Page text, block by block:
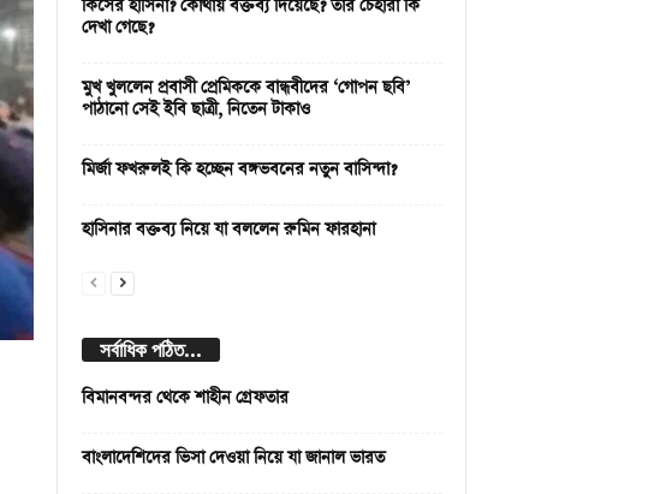
কিসের হাসিনা? কোথায় বক্তব্য দিয়েছে? তার চেহারা কি
দেখা গেছে?
মুখ খুললেন প্রবাসী প্রেমিককে বান্ধবীদের ‘গোপন ছবি’
পাঠানো সেই ইবি ছাত্রী, নিতেন টাকাও
মির্জা ফখরুলই কি হচ্ছেন বঙ্গভবনের নতুন বাসিন্দা?
হাসিনার বক্তব্য নিয়ে যা বললেন রুমিন ফারহানা
সর্বাধিক পঠিত...
বিমানবন্দর থেকে শাহীন গ্রেফতার
বাংলাদেশিদের ভিসা দেওয়া নিয়ে যা জানাল ভারত